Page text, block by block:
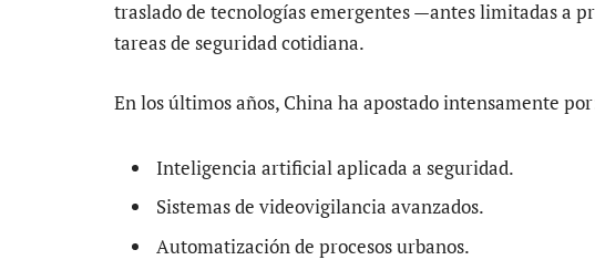
traslado de tecnologías emergentes —antes limitadas a
tareas de seguridad cotidiana.
En los últimos años, China ha apostado intensamente
Inteligencia artificial aplicada a seguridad.
Sistemas de videovigilancia avanzados.
Automatización de procesos urbanos.